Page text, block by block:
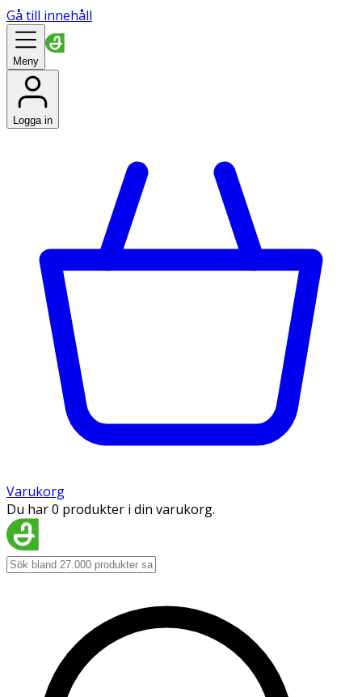
Gå till innehåll
Meny
Logga in
Varukorg
Du har 0 produkter i din varukorg.